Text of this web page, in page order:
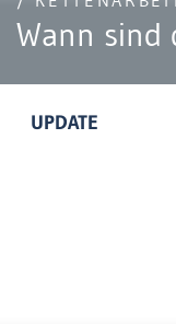
Wann sind
UPDATE